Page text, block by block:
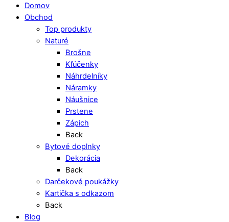
Domov
Obchod
Top produkty
Naturé
Brošne
Kľúčenky
Náhrdelníky
Náramky
Náušnice
Prstene
Zápich
Back
Bytové doplnky
Dekorácia
Back
Darčekové poukážky
Kartička s odkazom
Back
Blog